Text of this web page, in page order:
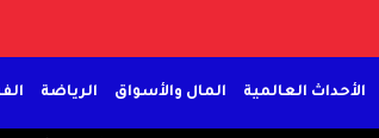
الأحداث العالمية المال والأسواق الرياضة